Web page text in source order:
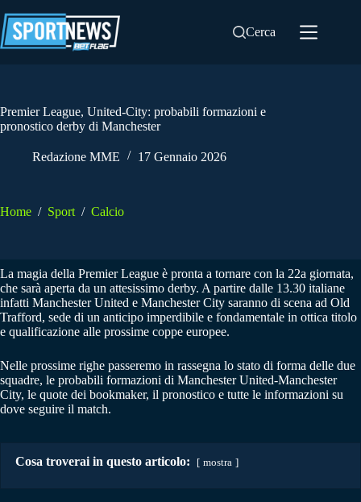
al
contenuto
Cerca
Premier League, United-City: probabili formazioni e
pronostico derby di Manchester
Redazione MME 17 Gennaio 2026
Home / Sport / Calcio
La magia della Premier League è pronta a tornare con la 22a giornata,
che sarà aperta da un attesissimo derby. A partire dalle 13.30 italiane
infatti Manchester United e Manchester City saranno di scena ad Old
Trafford, sede di un anticipo imperdibile e fondamentale in ottica titolo
e qualificazione alle prossime coppe europee.
Nelle prossime righe passeremo in rassegna lo stato di forma delle due
squadre, le probabili formazioni di Manchester United-Manchester
City, le quote dei bookmaker, il pronostico e tutte le informazioni su
dove seguire il match.
Cosa troverai in questo articolo: mostra